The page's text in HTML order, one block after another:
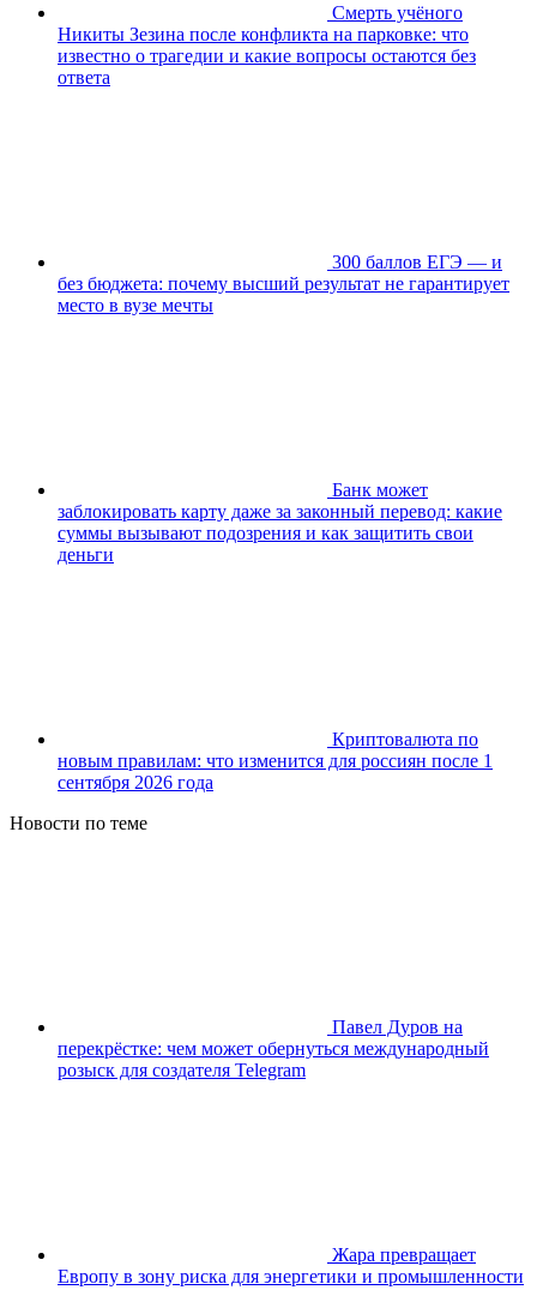
Смерть учёного
Никиты Зезина после конфликта на парковке: что
известно о трагедии и какие вопросы остаются без
ответа
300 баллов ЕГЭ — и
без бюджета: почему высший результат не гарантирует
место в вузе мечты
Банк может
заблокировать карту даже за законный перевод: какие
суммы вызывают подозрения и как защитить свои
деньги
Криптовалюта по
новым правилам: что изменится для россиян после 1
сентября 2026 года
Новости по теме
Павел Дуров на
перекрёстке: чем может обернуться международный
розыск для создателя Telegram
Жара превращает
Европу в зону риска для энергетики и промышленности